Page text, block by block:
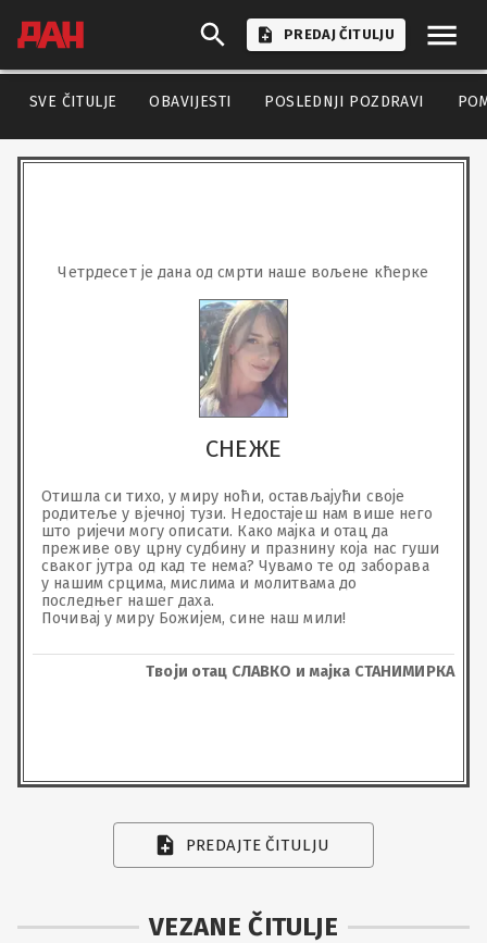
PREDAJ ČITULJU
SVE ČITULJE OBAVIJESTI POSLEDNJI POZDRAVI
Четрдесет је дана од смрти наше вољене кћерке
СНЕЖЕ
Отишла си тихо, у миру ноћи, остављајући своје
родитеље у вјечној тузи. Недостајеш нам више него
што ријечи могу описати. Како мајка и отац да
преживе ову црну судбину и празнину која нас гуши
сваког јутра од кад те нема? Чувамо те од заборава
у нашим срцима, мислима и молитвама до
последњег нашег даха.
Почивај у миру Божијем, сине наш мили!
Твоји отац СЛАВКО и мајка СТАНИМИРКА
PREDAJTE ČITULJU
VEZANE ČITULJE